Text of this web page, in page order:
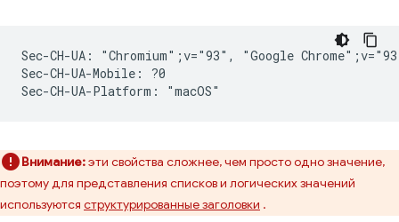
Sec-CH-UA: "Chromium";v="93", "Google
Sec-CH-UA-Mobile: ?0
Внимание:эти свойства сложнее, чем просто одно значение,
поэтому для представления списков и логических значений
используются структурированные заголовки .